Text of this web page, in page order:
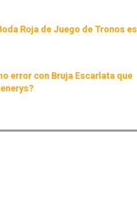
Roja de Juego de Tronos es
error con Bruja Escarlata que